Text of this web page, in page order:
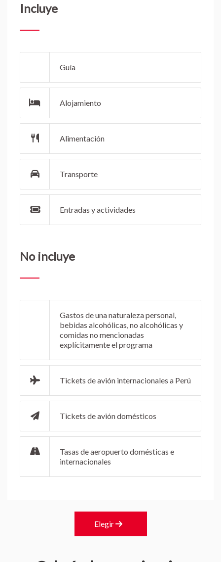
Incluye
Guía
Alojamiento
Alimentación
Transporte
Entradas y actividades
No incluye
Gastos de una naturaleza personal,
bebidas alcohólicas, no alcohólicas y
comidas no mencionadas
explícitamente el programa
Tickets de avión internacionales a Perú
Tickets de avión domésticos
Tasas de aeropuerto domésticas e
internacionales
Elegir